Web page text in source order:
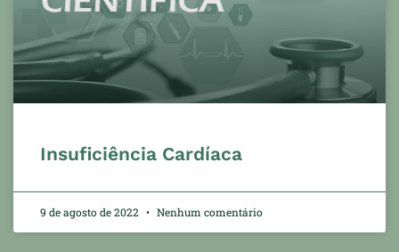
Insuficiência Cardíaca
9 de agosto de 2022 Nenhum comentário